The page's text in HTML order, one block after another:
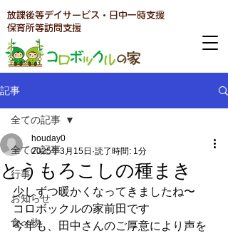
放課後等デイサービス・日中一時支援
​保育所等訪問支援
記事
全ての記事
行事
お知らせ
食べ物
全ての記事
とうもろこしの種まき
houday0
2025年3月15日 読了時間: 1分
少しずつ暖かくなってきましたね〜
コロボックルの家前田です
今年も、田中さんのご厚意により声を